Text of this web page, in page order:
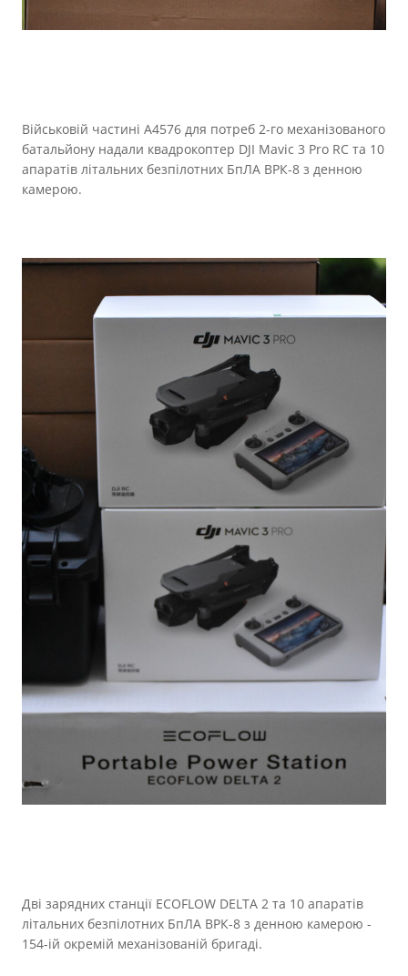
Військовій частині А4576 для потреб 2-го механізованого
батальйону надали квадрокоптер DJI Mavic 3 Pro RC та 10
апаратів літальних безпілотних БпЛА ВРК-8 з денною
камерою.
Дві зарядних станції ECOFLOW DELTA 2 та 10 апаратів
літальних безпілотних БпЛА ВРК-8 з денною камерою -
154-ій окремій механізованій бригаді.